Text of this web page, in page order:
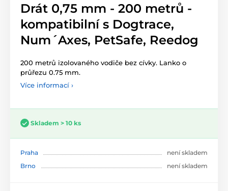
Drát 0,75 mm - 200 metrů -
kompatibilní s Dogtrace,
Num´Axes, PetSafe, Reedog
200 metrů izolovaného vodiče bez cívky. Lanko o
průřezu 0.75 mm.
Více informací ›
Skladem > 10 ks
Praha
není skladem
Brno
není skladem